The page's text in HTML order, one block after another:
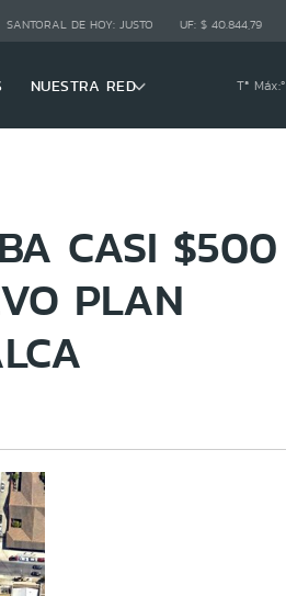
SANTORAL DE HOY: JUSTO UF: $ 40.844,79
NUESTRA RED Tª Máx:º
CASI $500
PLAN